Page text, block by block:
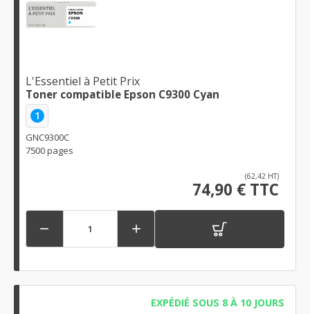
L'Essentiel à Petit Prix
Toner compatible Epson C9300 Cyan
1
GNC9300C
7500 pages
(62,42 HT)
74,90 € TTC
 
EXPÉDIÉ SOUS 8 À 10 JOURS